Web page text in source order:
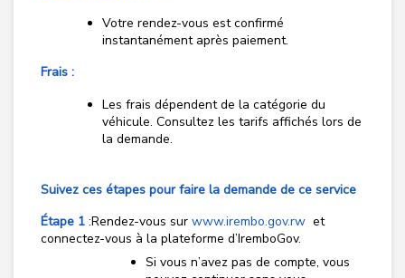
Votre rendez-vous est confirmé
instantanément après paiement.
Frais :
Les frais dépendent de la catégorie du
véhicule. Consultez les tarifs affichés lors de
la demande.
Suivez ces étapes pour faire la demande de ce service
Étape 1 :Rendez-vous sur www.irembo.gov.rw et
connectez-vous à la plateforme d’IremboGov.
Si vous n’avez pas de compte, vous